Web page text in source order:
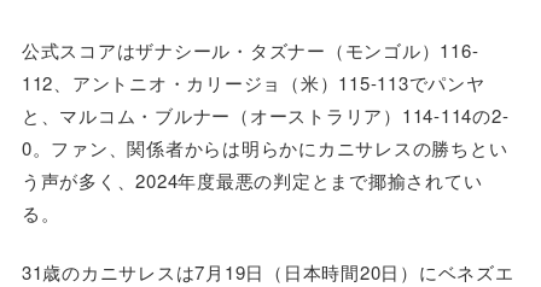
公式スコアはザナシール・タズナー（モンゴル）116-
112、アントニオ・カリージョ（米）115-113でパンヤ
と、マルコム・ブルナー（オーストラリア）114-114の2-
0。ファン、関係者からは明らかにカニサレスの勝ちとい
う声が多く、2024年度最悪の判定とまで揶揄されてい
る。
31歳のカニサレスは7月19日（日本時間20日）にベネズエ